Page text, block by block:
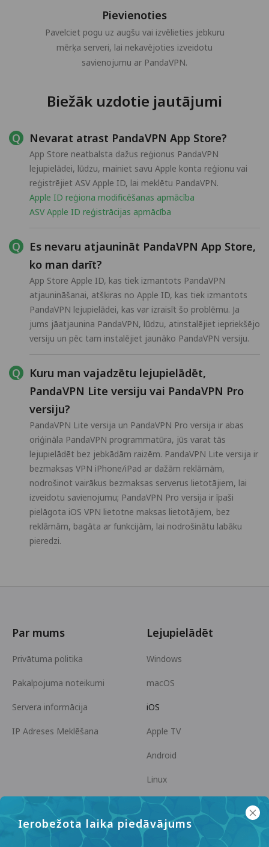
Pievienoties
Pavelciet pogu uz augšu vai izvēlieties jebkuru
mērķa serveri, lai nekavējoties izveidotu
savienojumu ar PandaVPN.
Biežāk uzdotie jautājumi
Nevarat atrast PandaVPN App Store?
App Store neatbalsta dažus reģionus PandaVPN
lejupielādei, lūdzu, mainiet savu Apple konta reģionu vai
reģistrējiet ASV Apple ID, lai meklētu PandaVPN.
Apple ID reģiona modificēšanas apmācība
ASV Apple ID reģistrācijas apmācība
Es nevaru atjaunināt PandaVPN App Store,
ko man darīt?
App Store Apple ID, kas tiek izmantots PandaVPN
atjaunināšanai, atšķiras no Apple ID, kas tiek izmantots
PandaVPN lejupielādei, kas var izraisīt šo problēmu. Ja
jums jāatjaunina PandaVPN, lūdzu, atinstalējiet iepriekšējo
versiju un pēc tam instalējiet jaunāko PandaVPN versiju.
Kuru man vajadzētu lejupielādēt,
PandaVPN Lite versiju vai PandaVPN Pro
versiju?
PandaVPN Lite versija un PandaVPN Pro versija ir abas
oriģināla PandaVPN programmatūra, jūs varat tās
lejupielādēt bez jebkādām raizēm. PandaVPN Lite versija ir
bezmaksas VPN iPhone/iPad ar dažām reklāmām,
nodrošinot vairākus bezmaksas serverus lietotājiem, lai
izveidotu savienojumu; PandaVPN Pro versija ir īpaši
pielāgota iOS VPN lietotne maksas lietotājiem, bez
reklāmām, bagāta ar funkcijām, lai nodrošinātu labāku
pieredzi.
Ierobežota laika piedāvājums
Par mums
Privātuma politika
Pakalpojuma noteikumi
Servera informācija
IP Adreses Meklēšana
Lejupielādēt
Windows
macOS
iOS
Apple TV
Android
Linux
Android TV
Palīdzības centrs Sadarbība